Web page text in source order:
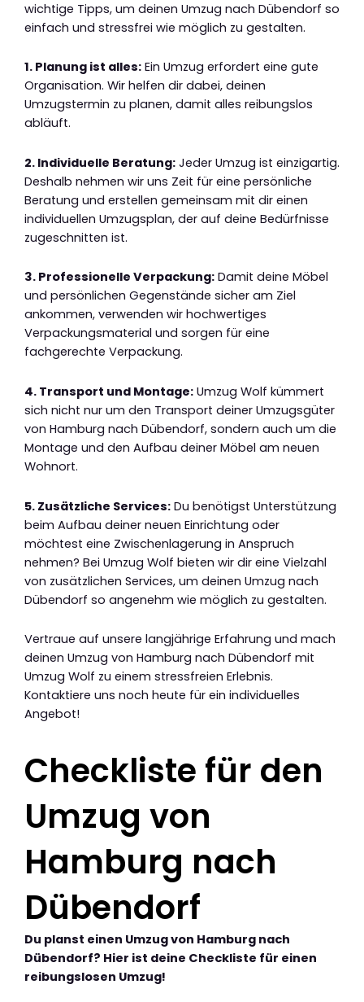
wichtige Tipps, um deinen Umzug nach Dübendorf so
einfach und stressfrei wie möglich zu gestalten.
1. Planung ist alles: Ein Umzug erfordert eine gute
Organisation. Wir helfen dir dabei, deinen
Umzugstermin zu planen, damit alles reibungslos
abläuft.
2. Individuelle Beratung: Jeder Umzug ist einzigartig.
Deshalb nehmen wir uns Zeit für eine persönliche
Beratung und erstellen gemeinsam mit dir einen
individuellen Umzugsplan, der auf deine Bedürfnisse
zugeschnitten ist.
3. Professionelle Verpackung: Damit deine Möbel
und persönlichen Gegenstände sicher am Ziel
ankommen, verwenden wir hochwertiges
Verpackungsmaterial und sorgen für eine
fachgerechte Verpackung.
4. Transport und Montage: Umzug Wolf kümmert
sich nicht nur um den Transport deiner Umzugsgüter
von Hamburg nach Dübendorf, sondern auch um die
Montage und den Aufbau deiner Möbel am neuen
Wohnort.
5. Zusätzliche Services: Du benötigst Unterstützung
beim Aufbau deiner neuen Einrichtung oder
möchtest eine Zwischenlagerung in Anspruch
nehmen? Bei Umzug Wolf bieten wir dir eine Vielzahl
von zusätzlichen Services, um deinen Umzug nach
Dübendorf so angenehm wie möglich zu gestalten.
Vertraue auf unsere langjährige Erfahrung und mach
deinen Umzug von Hamburg nach Dübendorf mit
Umzug Wolf zu einem stressfreien Erlebnis.
Kontaktiere uns noch heute für ein individuelles
Angebot!
Checkliste für den
Umzug von
Hamburg nach
Dübendorf
Du planst einen Umzug von Hamburg nach
Dübendorf? Hier ist deine Checkliste für einen
reibungslosen Umzug!